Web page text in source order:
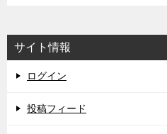
サイト情報
ログイン
投稿フィード